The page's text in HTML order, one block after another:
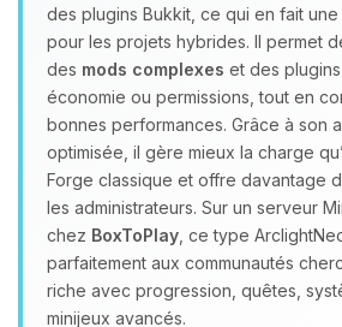
des plugins Bukkit, ce qui en fait
pour les projets hybrides. Il permet
des mods complexes et des
économie ou permissions, tout en
bonnes performances. Grâce à son
optimisée, il gère mieux la charge
Forge classique et offre davantage
les administrateurs. Sur un serveur
chez BoxToPlay , ce type
parfaitement aux communautés
riche avec progression, quêtes,
minijeux avancés.
08/08/2026 à 16:36